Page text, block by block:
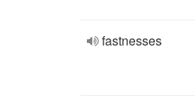
fastnesses